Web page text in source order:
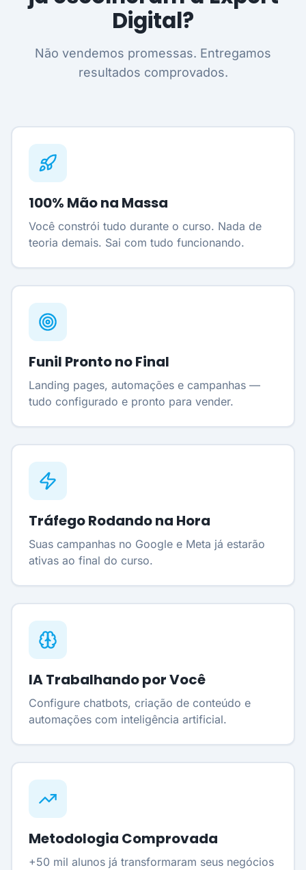
Digital?
Não vendemos promessas. Entregamos
resultados comprovados.
100% Mão na Massa
Você constrói tudo durante o curso. Nada de
teoria demais. Sai com tudo funcionando.
Funil Pronto no Final
Landing pages, automações e campanhas —
tudo configurado e pronto para vender.
Tráfego Rodando na Hora
Suas campanhas no Google e Meta já estarão
ativas ao final do curso.
IA Trabalhando por Você
Configure chatbots, criação de conteúdo e
automações com inteligência artificial.
Metodologia Comprovada
+50 mil alunos já transformaram seus negócios